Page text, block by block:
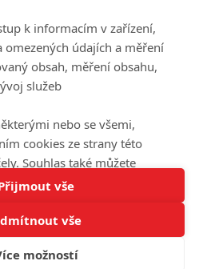
cookies.
našem webu napište nám na e-mail
používání cookies |Pravidla webu
nastavení soukromí
/ All rights reserved /
Lýskova 2073/57, Stodůlky, 155
k informacím v zařízení,
omezených údajích a měření
obsah, měření obsahu,
služeb
nebo se všemi,
cookies ze strany této
Souhlas také můžete
případě vám na stránce
personalizované funkce.
budou vztahovat pouze na
Vaše nastavení a odvolání
změnit na stránce s
vše
vše
možností